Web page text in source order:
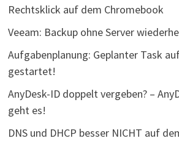
Rechtsklick auf dem Chromebook
Veeam: Backup ohne Server
Aufgabenplanung: Geplanter Task
gestartet!
AnyDesk-ID doppelt vergeben? –
geht es!
DNS und DHCP besser NICHT auf